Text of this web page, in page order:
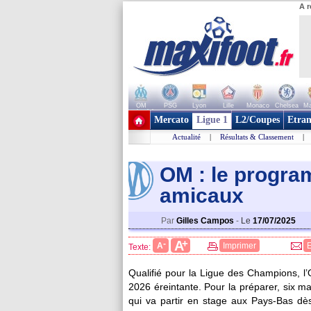
A
OM PSG Lyon Lille Monaco Chelsea
+ de clubs
Mercato Ligue 1 L2/Coupes
Actualité | Résultats & Classement |
OM : le
amicaux
Par Gilles Campos - Le 17/07/2025
Texte: A- A+ Imprimer
Qualifié pour la Ligue des Champions,
2026 éreintante. Pour la préparer, six
qui va partir en stage aux Pays-Bas